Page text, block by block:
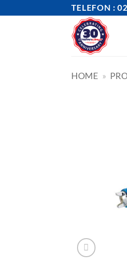
to
TELEFON :
HOME »